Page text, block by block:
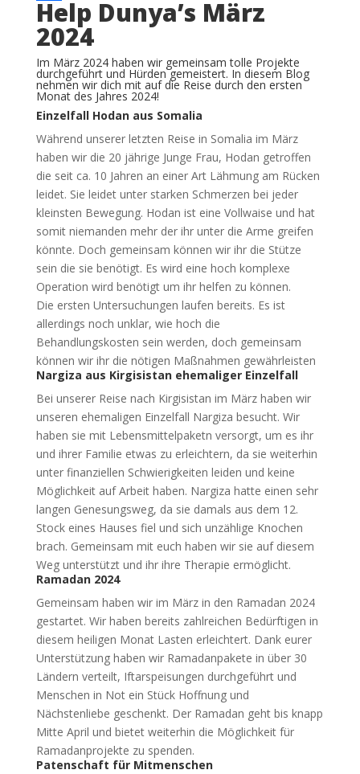
Teilen
Help Dunya’s März
2024
Im März 2024 haben wir gemeinsam tolle Projekte
durchgeführt und Hürden gemeistert. In diesem Blog
nehmen wir dich mit auf die Reise durch den ersten
Monat des Jahres 2024!
Einzelfall Hodan aus Somalia
Während unserer letzten Reise in Somalia im März
haben wir die 20 jährige Junge Frau, Hodan getroffen
die seit ca. 10 Jahren an einer Art Lähmung am Rücken
leidet. Sie leidet unter starken Schmerzen bei jeder
kleinsten Bewegung. Hodan ist eine Vollwaise und hat
somit niemanden mehr der ihr unter die Arme greifen
könnte. Doch gemeinsam können wir ihr die Stütze
sein die sie benötigt. Es wird eine hoch komplexe
Operation wird benötigt um ihr helfen zu können.
Die ersten Untersuchungen laufen bereits. Es ist
allerdings noch unklar, wie hoch die
Behandlungskosten sein werden, doch gemeinsam
können wir ihr die nötigen Maßnahmen gewährleisten
Nargiza aus Kirgisistan ehemaliger Einzelfall
Bei unserer Reise nach Kirgisistan im März haben wir
unseren ehemaligen Einzelfall Nargiza besucht. Wir
haben sie mit Lebensmittelpaketn versorgt, um es ihr
und ihrer Familie etwas zu erleichtern, da sie weiterhin
unter finanziellen Schwierigkeiten leiden und keine
Möglichkeit auf Arbeit haben. Nargiza hatte einen sehr
langen Genesungsweg, da sie damals aus dem 12.
Stock eines Hauses fiel und sich unzählige Knochen
brach. Gemeinsam mit euch haben wir sie auf diesem
Weg unterstützt und ihr ihre Therapie ermöglicht.
Ramadan 2024
Gemeinsam haben wir im März in den Ramadan 2024
gestartet. Wir haben bereits zahlreichen Bedürftigen in
diesem heiligen Monat Lasten erleichtert. Dank eurer
Unterstützung haben wir Ramadanpakete in über 30
Ländern verteilt, Iftarspeisungen durchgeführt und
Menschen in Not ein Stück Hoffnung und
Nächstenliebe geschenkt. Der Ramadan geht bis knapp
Mitte April und bietet weiterhin die Möglichkeit für
Ramadanprojekte zu spenden.
Patenschaft für Mitmenschen